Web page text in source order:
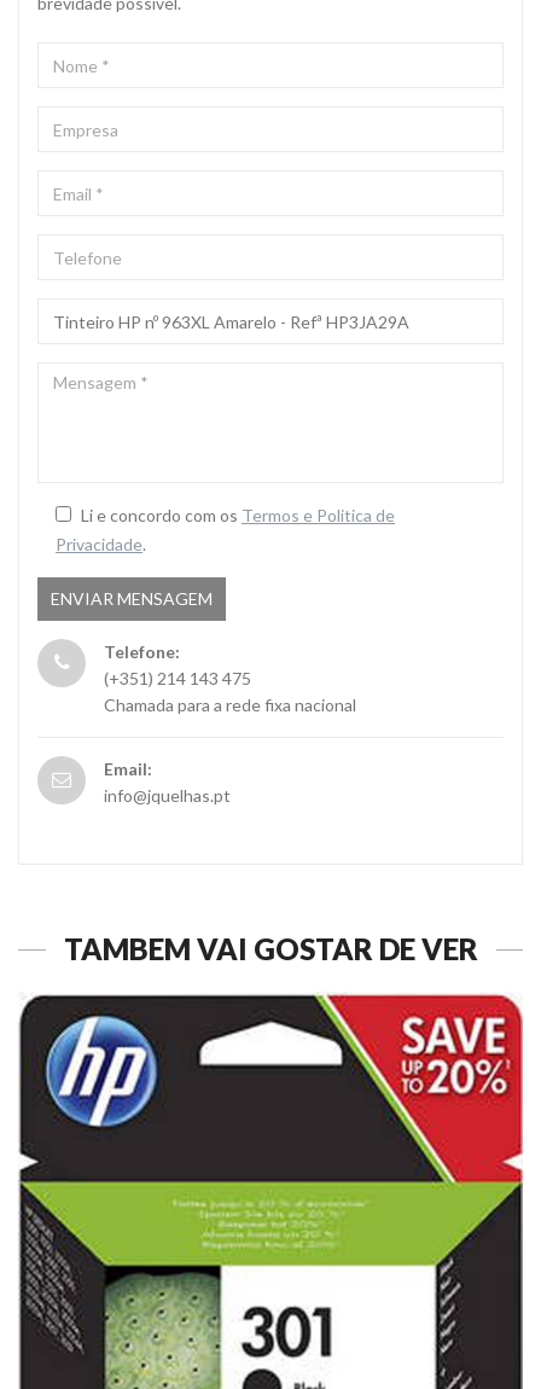
Li e concordo com os Termos e Politica de
Privacidade.
Telefone:
(+351) 214 143 475
Chamada para a rede fixa nacional
Email:
info@jquelhas.pt
TAMBÉM VAI GOSTAR DE VER